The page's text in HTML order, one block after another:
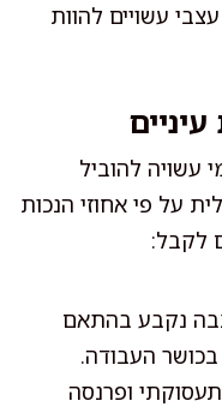
עשויים להוות
עשויה להוביל
על פי אחוזי הנכות
לקבל:
נקבע בהתאם
בכושר העבודה.
ופרנסה